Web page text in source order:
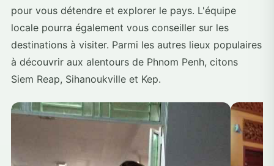
pour vous détendre et explorer le pays. L'équipe
locale pourra également vous conseiller sur les
destinations à visiter. Parmi les autres lieux populaires
à découvrir aux alentours de Phnom Penh, citons
Siem Reap, Sihanoukville et Kep.